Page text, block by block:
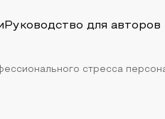
Руководство для авторов
стресса